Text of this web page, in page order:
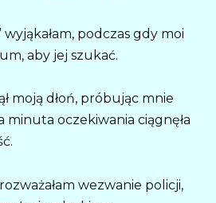
wyjąkałam, podczas gdy moi
aby jej szukać.
moją dłoń, próbując mnie
minuta oczekiwania ciągnęła
wezwanie policji,